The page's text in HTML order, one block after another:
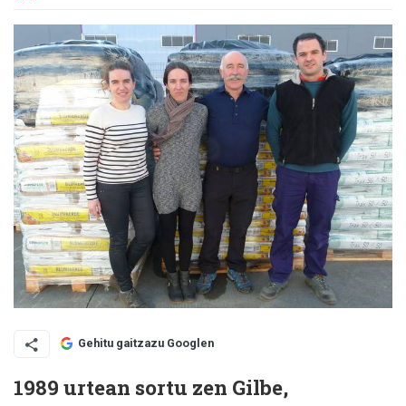
Gehitu gaitzazu Googlen
1989 urtean sortu zen Gilbe,